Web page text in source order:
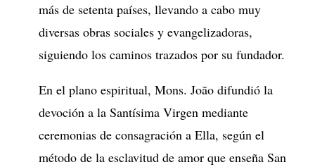
más de setenta países, llevando a cabo muy
diversas obras sociales y evangelizadoras,
siguiendo los caminos trazados por su fundador.
En el plano espiritual, Mons. João difundió la
devoción a la Santísima Virgen mediante
ceremonias de consagración a Ella, según el
método de la esclavitud de amor que enseña San